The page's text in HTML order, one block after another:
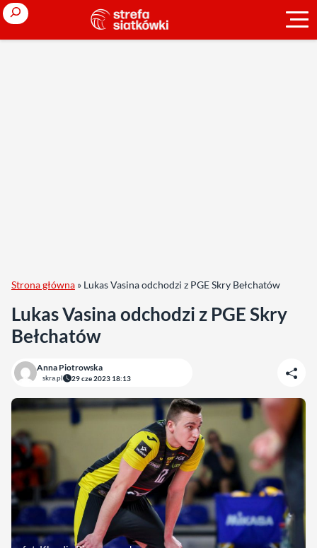
Search
Strona główna » Lukas Vasina odchodzi z PGE Skry Bełchatów
Lukas Vasina odchodzi z PGE Skry
Bełchatów
Anna Piotrowska
skra.pl 29 cze 2023 18:13